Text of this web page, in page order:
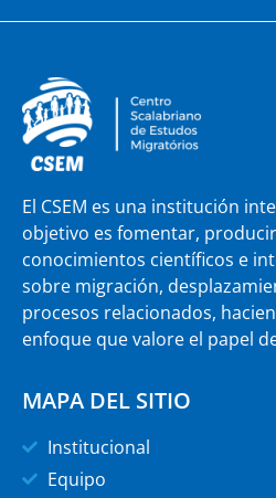
El CSEM es una institución
objetivo es fomentar,
conocimientos científicos e
sobre migración,
procesos relacionados,
enfoque que valore el papel
MAPA DEL SITIO
Institucional
Equipo